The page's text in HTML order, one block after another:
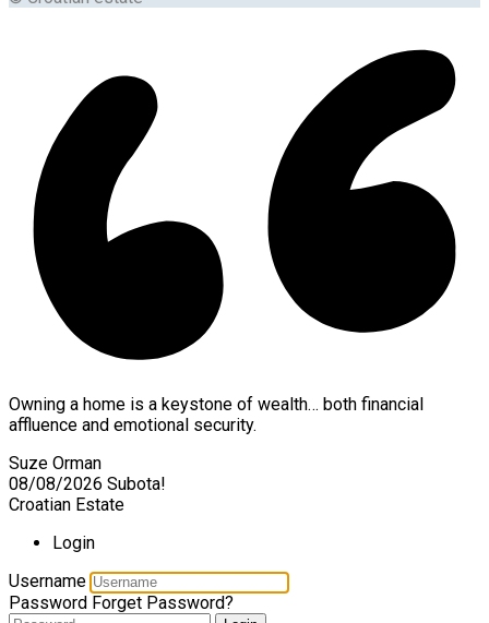
Owning a home is a keystone of wealth… both financial
affluence and emotional security.
Suze Orman
08/08/2026 Subota!
Croatian Estate
Login
Username
Password Forget Password?